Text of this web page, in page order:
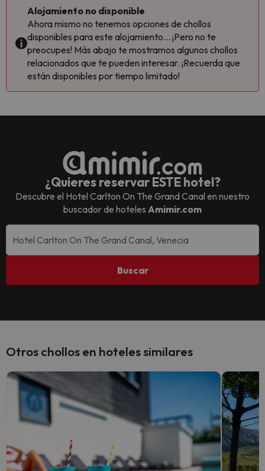
Alojamiento no disponible
Ahora mismo no tenemos opciones de chollos
disponibles para este alojamiento... ¡Pero no te
preocupes! Más abajo te mostramos algunos chollos
relacionados que te pueden interesar. ¡Recuerda que
están disponibles por tiempo limitado!
¿Quieres reservar ESTE hotel?
Descubre el Hotel Carlton On The Grand Canal en nuestro
buscador de hoteles Amimir.com
Buscar
Otros chollos en hoteles similares